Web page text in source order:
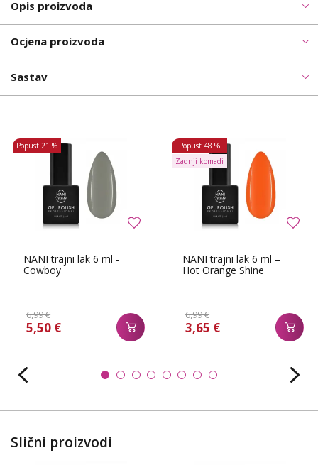
Opis proizvoda
Ocjena proizvoda
Sastav
NANI trajni lak 6 ml -
Cowboy
6,99 €
5,50 €
Popust 21 %
NANI trajni lak 6 ml –
Hot Orange Shine
6,99 €
3,65 €
Popust 48 %
Zadnji komadi
Slični proizvodi